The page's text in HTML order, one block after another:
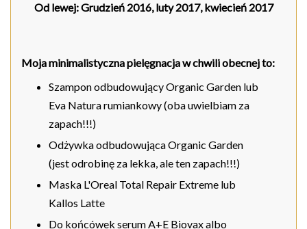
Od lewej: Grudzień 2016, luty 2017, kwiecień 2017
Moja minimalistyczna pielęgnacja w chwili obecnej to:
Szampon odbudowujący Organic Garden lub
Eva Natura rumiankowy (oba uwielbiam za
zapach!!!)
Odżywka odbudowująca Organic Garden
(jest odrobinę za lekka, ale ten zapach!!!)
Maska L'Oreal Total Repair Extreme lub
Kallos Latte
Do końcówek serum A+E Biovax albo